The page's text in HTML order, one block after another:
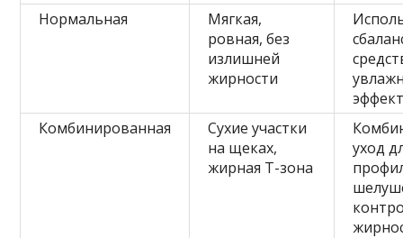
Нормальная
Мягкая,
ровная, без
излишней
жирности
Комбинированная
Сухие участки
на щеках,
жирная Т-зона
уход